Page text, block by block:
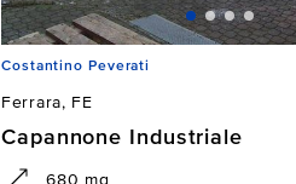
Costantino Peverati
Ferrara, FE
Capannone Industriale